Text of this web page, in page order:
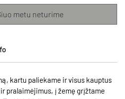
metu neturime
kartu paliekame ir visus kauptus
pralaimėjimus, į žemę grįžtame